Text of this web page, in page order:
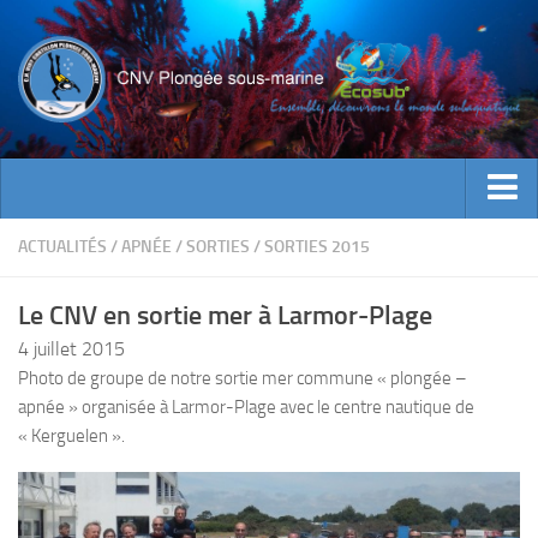
ACTUALITES
INFOS CNV
Bienvenue
Contacts
Encadrement
Historique
ACTUALITÉS /APNÉE /SORTIES /SORTIES 2015
Le CNV en sortie mer à Larmor-Plage
4 juillet 2015
Photo de groupe de notre sortie mer commune « plongée –
apnée » organisée à Larmor-Plage avec le centre nautique de
« Kerguelen ».